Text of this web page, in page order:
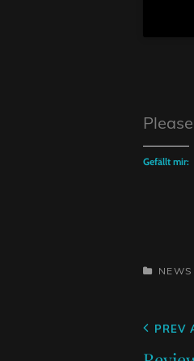
Gefällt mir:
NEWS
Post
PREV